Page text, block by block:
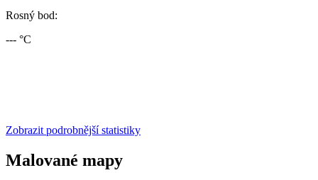
Rosný bod:
--- °C
Zobrazit podrobnější statistiky
Malované mapy